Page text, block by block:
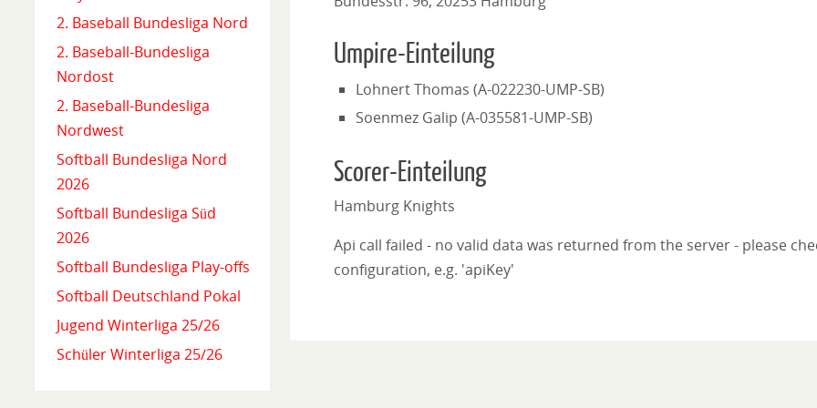
Umpire-Einteilung
Lohnert Thomas (A-022230-UMP-SB)
Soenmez Galip (A-035581-UMP-SB)
Scorer-Einteilung
Hamburg Knights
Api call failed - no valid data was returned from the server - please
configuration, e.g. 'apiKey'
2. Baseball Bundesliga Nord
2. Baseball-Bundesliga
Nordost
2. Baseball-Bundesliga
Nordwest
Softball Bundesliga Nord
2026
Softball Bundesliga Süd
2026
Softball Bundesliga Play-offs
Softball Deutschland Pokal
Jugend Winterliga 25/26
Schüler Winterliga 25/26